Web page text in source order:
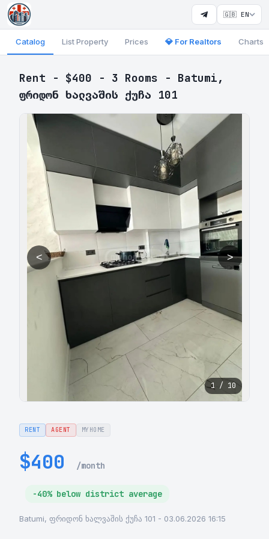
🇬🇧 EN
Catalog List Property Prices 💎 For Realtors Charts
Rent - $400 - 3 Rooms - Batumi,
ფრიდონ ხალვაშის ქუჩა 101
< >
1 / 10
RENT AGENT MYHOME
$400 /month
-40% below district average
Batumi, ფრიდონ ხალვაშის ქუჩა 101 - 03.06.2026 16:15